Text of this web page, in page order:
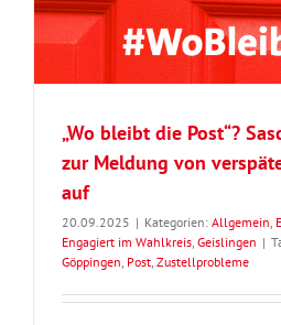
„Wo bleibt die Post“?
zur Meldung von
auf
20.09.2025 | Kategorien: Allgemein
Engagiert im Wahlkreis Geislingen |
Göppingen Post Zustellprobleme